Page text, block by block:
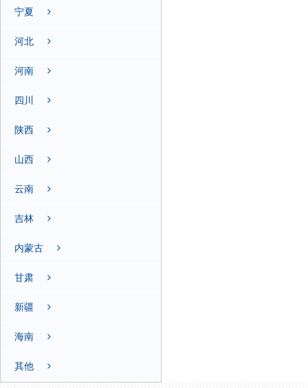
宁夏
河北
河南
四川
陕西
山西
云南
吉林
内蒙古
甘肃
新疆
海南
其他